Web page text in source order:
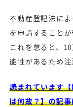
不動産登記法に
を申請することが
これを怠ると、
能性があるため注
読まれています
は何故？】の記